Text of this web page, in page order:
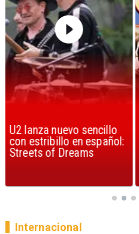
U2 lanza nuevo sencillo
con estribillo en español:
Streets of Dreams
Internacional